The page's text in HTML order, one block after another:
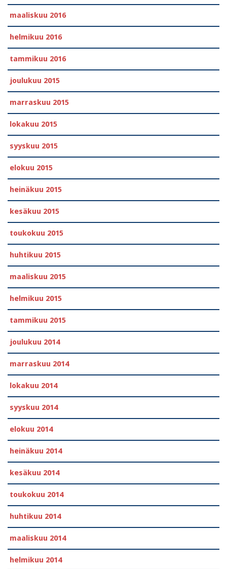
maaliskuu 2016
helmikuu 2016
tammikuu 2016
joulukuu 2015
marraskuu 2015
lokakuu 2015
syyskuu 2015
elokuu 2015
heinäkuu 2015
kesäkuu 2015
toukokuu 2015
huhtikuu 2015
maaliskuu 2015
helmikuu 2015
tammikuu 2015
joulukuu 2014
marraskuu 2014
lokakuu 2014
syyskuu 2014
elokuu 2014
heinäkuu 2014
kesäkuu 2014
toukokuu 2014
huhtikuu 2014
maaliskuu 2014
helmikuu 2014